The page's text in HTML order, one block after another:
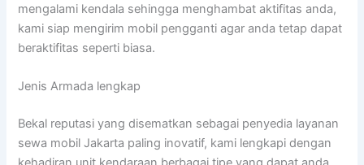
mengalami kendala sehingga menghambat aktifitas anda,
kami siap mengirim mobil pengganti agar anda tetap dapat
beraktifitas seperti biasa.
Jenis Armada lengkap
Bekal reputasi yang disematkan sebagai penyedia layanan
sewa mobil Jakarta paling inovatif, kami lengkapi dengan